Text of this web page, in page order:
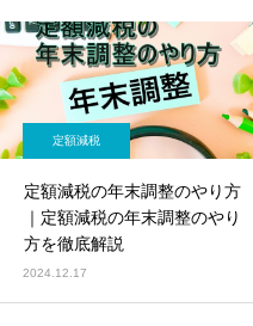
定額減税
定額減税の年末調整のやり方
｜定額減税の年末調整のやり
方を徹底解説
2024.12.17